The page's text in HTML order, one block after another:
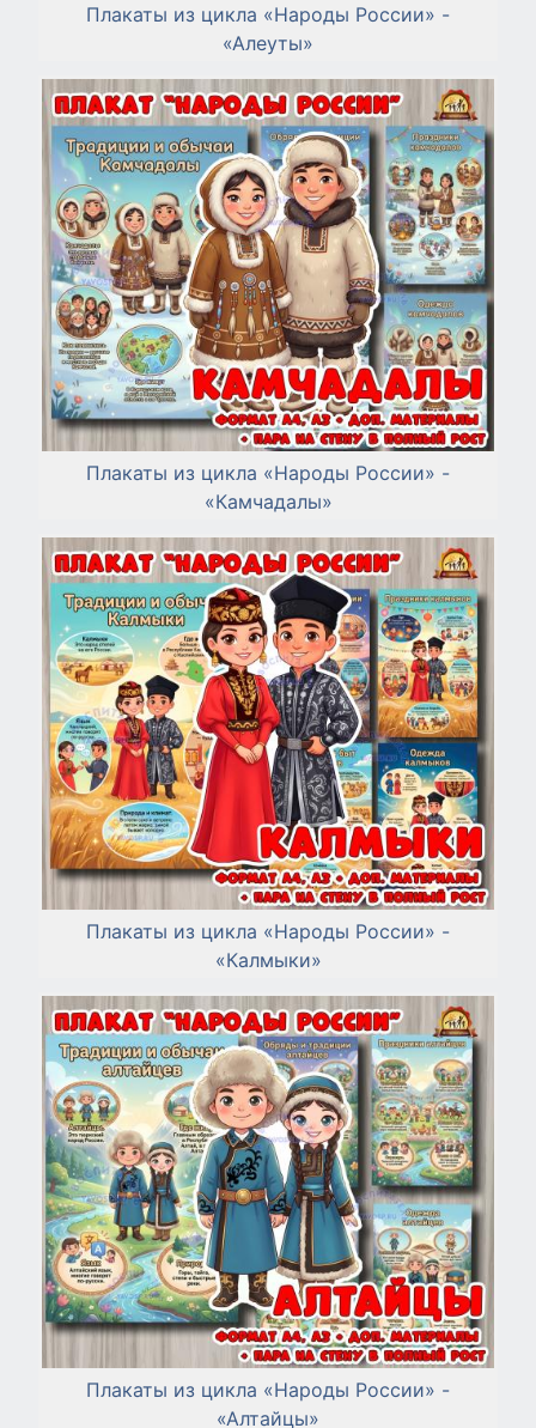
Плакаты из цикла «Народы России» -
«Алеуты»
Плакаты из цикла «Народы России» -
«Камчадалы»
Плакаты из цикла «Народы России» -
«Калмыки»
Плакаты из цикла «Народы России» -
«Алтайцы»